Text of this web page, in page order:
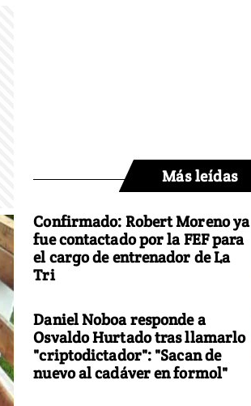
Más leídas
Confirmado: Robert Moreno ya
fue contactado por la FEF para
el cargo de entrenador de La
Tri
Daniel Noboa responde a
Osvaldo Hurtado tras llamarlo
"criptodictador": "Sacan de
nuevo al cadáver en formol"